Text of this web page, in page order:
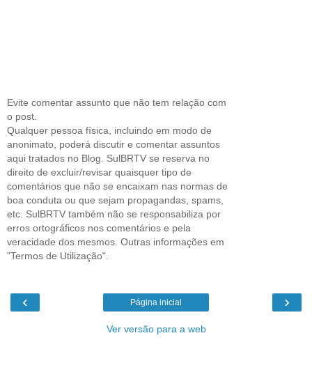
Evite comentar assunto que não tem relação com
o post.
Qualquer pessoa física, incluindo em modo de
anonimato, poderá discutir e comentar assuntos
aqui tratados no Blog. SulBRTV se reserva no
direito de excluir/revisar quaisquer tipo de
comentários que não se encaixam nas normas de
boa conduta ou que sejam propagandas, spams,
etc. SulBRTV também não se responsabiliza por
erros ortográficos nos comentários e pela
veracidade dos mesmos. Outras informações em
"Termos de Utilização".
‹ ›
Página inicial
Ver versão para a web